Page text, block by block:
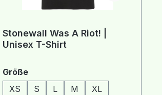
Stonewall Was A Riot! |
Unisex T-Shirt
Größeauswählen
XS
S L M
XL